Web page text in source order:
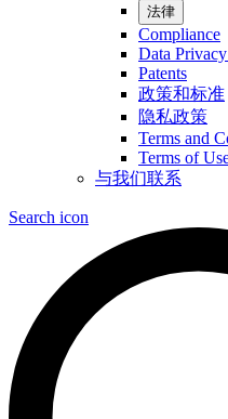
法律
Compliance
Data
Patents
政策和标准
隐私政策
Terms and
Terms of
与我们联系
Search icon